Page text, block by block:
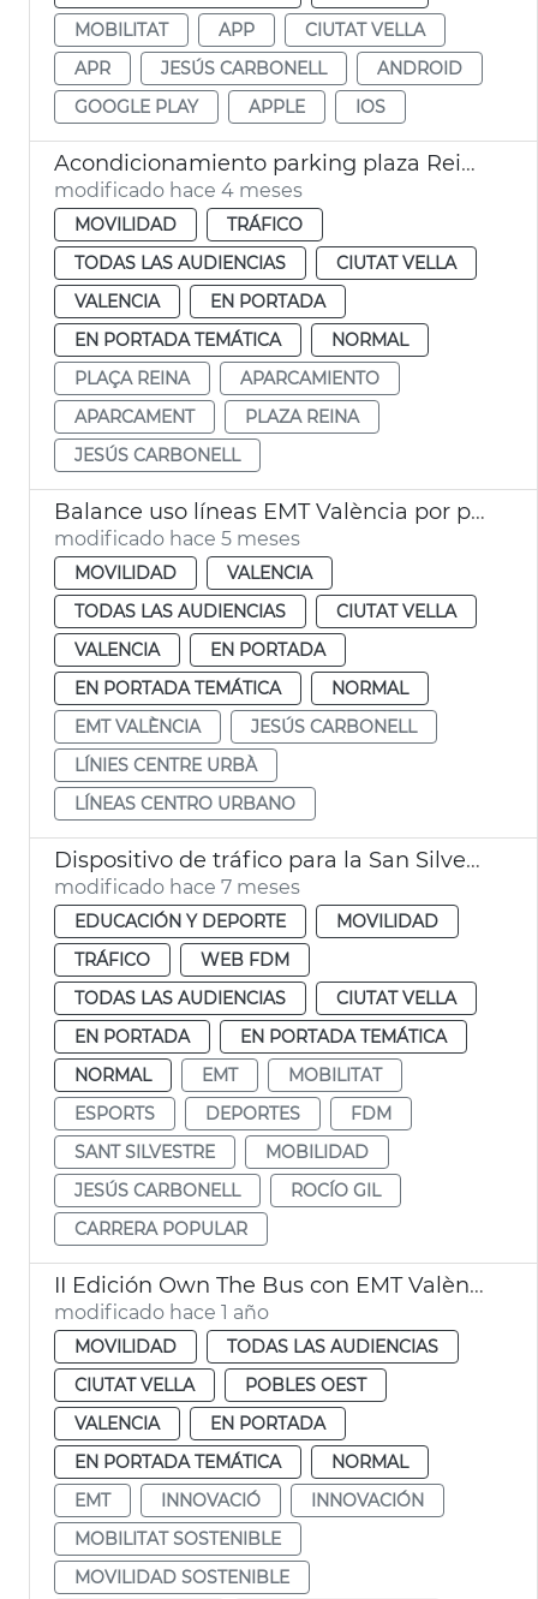
MOBILITAT
APP
CIUTAT VELLA
APR
JESÚS CARBONELL
ANDROID
GOOGLE PLAY
APPLE IOS
Acondicionamiento parking plaza Reina València
modificado hace 4 meses
MOVILIDAD
TRÁFICO
TODAS LAS AUDIENCIAS
CIUTAT VELLA
VALENCIA
EN PORTADA
EN PORTADA TEMÁTICA
NORMAL
PLAÇA REINA
APARCAMIENTO
APARCAMENT
PLAZA REINA
JESÚS CARBONELL
Balance uso líneas EMT València por plaza Ayuntamiento
modificado hace 5 meses
MOVILIDAD
VALENCIA
TODAS LAS AUDIENCIAS
CIUTAT VELLA
VALENCIA
EN PORTADA
EN PORTADA TEMÁTICA
NORMAL
EMT VALÈNCIA
JESÚS CARBONELL
LÍNIES CENTRE URBÀ
LÍNEAS CENTRO URBANO
Dispositivo de tráfico para la San Silvestre
modificado hace 7 meses
EDUCACIÓN Y DEPORTE
MOVILIDAD
TRÁFICO
WEB FDM
TODAS LAS AUDIENCIAS
CIUTAT VELLA
EN PORTADA
EN PORTADA TEMÁTICA
NORMAL
EMT
MOBILITAT
ESPORTS
DEPORTES
FDM
SANT SILVESTRE
MOBILIDAD
JESÚS CARBONELL
ROCÍO GIL
CARRERA POPULAR
II Edición Own The Bus con EMT València
modificado hace 1 año
MOVILIDAD
TODAS LAS AUDIENCIAS
CIUTAT VELLA
POBLES OEST
VALENCIA
EN PORTADA
EN PORTADA TEMÁTICA
NORMAL
EMT
INNOVACIÓ
INNOVACIÓN
MOBILITAT SOSTENIBLE
MOVILIDAD SOSTENIBLE